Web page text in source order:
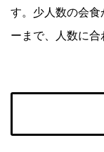
す。少人数の会
ーまで、人数に合